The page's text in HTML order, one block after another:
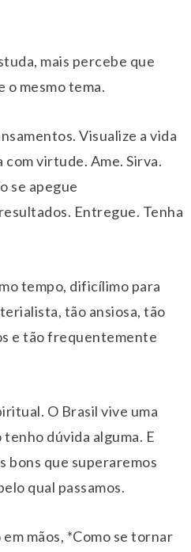
mais percebe que
o mesmo tema.
Visualize a vida
virtude. Ame. Sirva.
se apegue
Entregue. Tenha
tempo, dificílimo para
tão ansiosa, tão
e tão frequentemente
O Brasil vive uma
dúvida alguma. E
bons que superaremos
qual passamos.
mãos, *Como se tornar